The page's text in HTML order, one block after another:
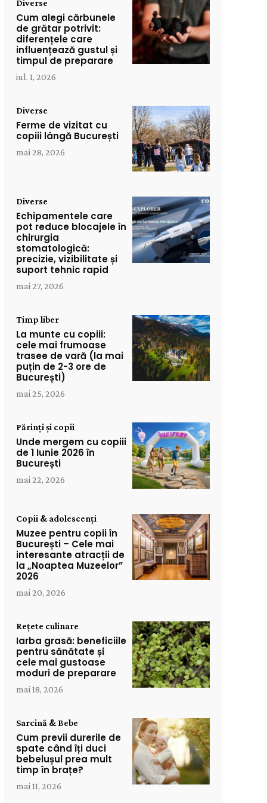
Diverse
Cum alegi cărbunele
de grătar potrivit:
diferențele care
influențează gustul și
timpul de preparare
iul. 1, 2026
Diverse
Ferme de vizitat cu
copiii lângă București
mai 28, 2026
Diverse
Echipamentele care
pot reduce blocajele în
chirurgia
stomatologică:
precizie, vizibilitate și
suport tehnic rapid
mai 27, 2026
Timp liber
La munte cu copiii:
cele mai frumoase
trasee de vară (la mai
puțin de 2-3 ore de
București)
mai 25, 2026
Părinți și copii
Unde mergem cu copiii
de 1 Iunie 2026 în
București
mai 22, 2026
Copii & adolescenți
Muzee pentru copii în
București – Cele mai
interesante atracții de
la „Noaptea Muzeelor”
2026
mai 20, 2026
Rețete culinare
Iarba grasă: beneficiile
pentru sănătate și
cele mai gustoase
moduri de preparare
mai 18, 2026
Sarcină & Bebe
Cum previi durerile de
spate când îți duci
bebelușul prea mult
timp în brațe?
mai 11, 2026